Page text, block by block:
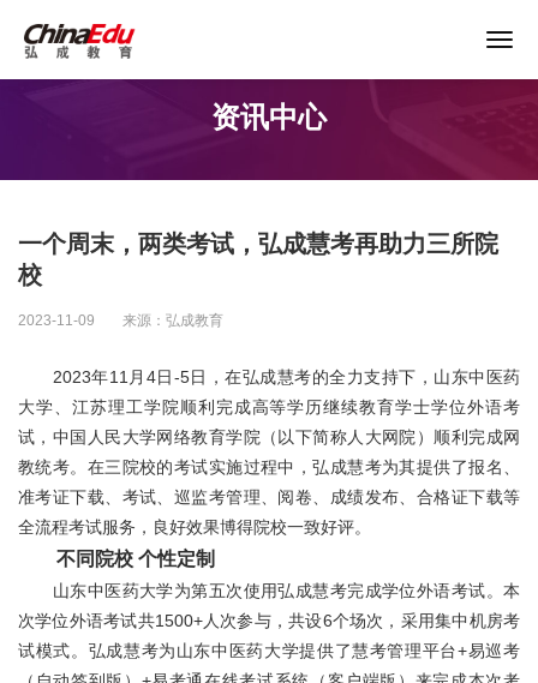
企业培训
教育产品
课程资源
关于我们
资讯中心
一个周末，两类考试，弘成慧考再助力三所院
校
2023-11-09 来源：弘成教育
2023年11月4日-5日，在弘成慧考的全力支持下，山东中医药
大学、江苏理工学院顺利完成高等学历继续教育学士学位外语考
试，中国人民大学网络教育学院（以下简称人大网院）顺利完成网
教统考。在三院校的考试实施过程中，弘成慧考为其提供了报名、
准考证下载、考试、巡监考管理、阅卷、成绩发布、合格证下载等
全流程考试服务，良好效果博得院校一致好评。
不同院校 个性定制
山东中医药大学为第五次使用弘成慧考完成学位外语考试。本
次学位外语考试共1500+人次参与，共设6个场次，采用集中机房考
试模式。弘成慧考为山东中医药大学提供了慧考管理平台+易巡考